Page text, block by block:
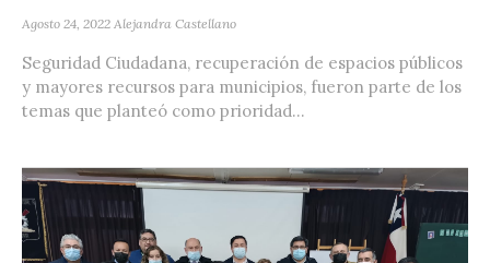
Agosto 24, 2022 Alejandra Castellano
Seguridad Ciudadana, recuperación de espacios públicos
y mayores recursos para municipios, fueron parte de los
temas que planteó como prioridad...